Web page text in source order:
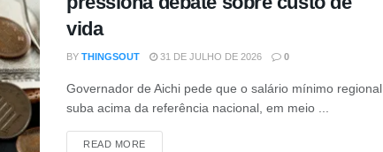
vida
BY THINGSOUT 31 DE JULHO DE 2026 0
Governador de Aichi pede que o salário mínimo regional
suba acima da referência nacional, em meio ...
READ MOREDETAILS